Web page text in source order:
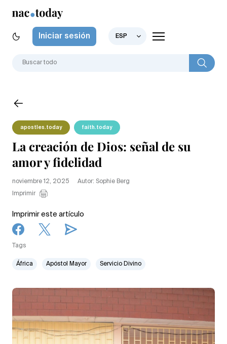
Iniciar sesión ESP
apostles.today faith.today
La creación de Dios: señal de su
amor y fidelidad
noviembre 12, 2025
Autor: Sophie Berg
Imprimir
Imprimir este artículo
Tags
África Apóstol Mayor Servicio Divino